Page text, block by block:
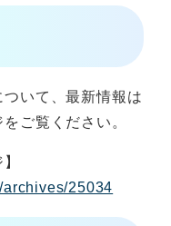
いて、最新情報は
ご覧ください。
25034